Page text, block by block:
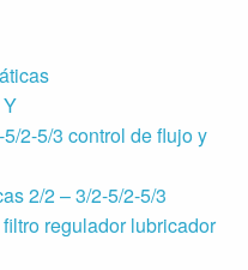
2-5/3 control de flujo y
2/2 – 3/2-5/2-5/3
regulador lubricador